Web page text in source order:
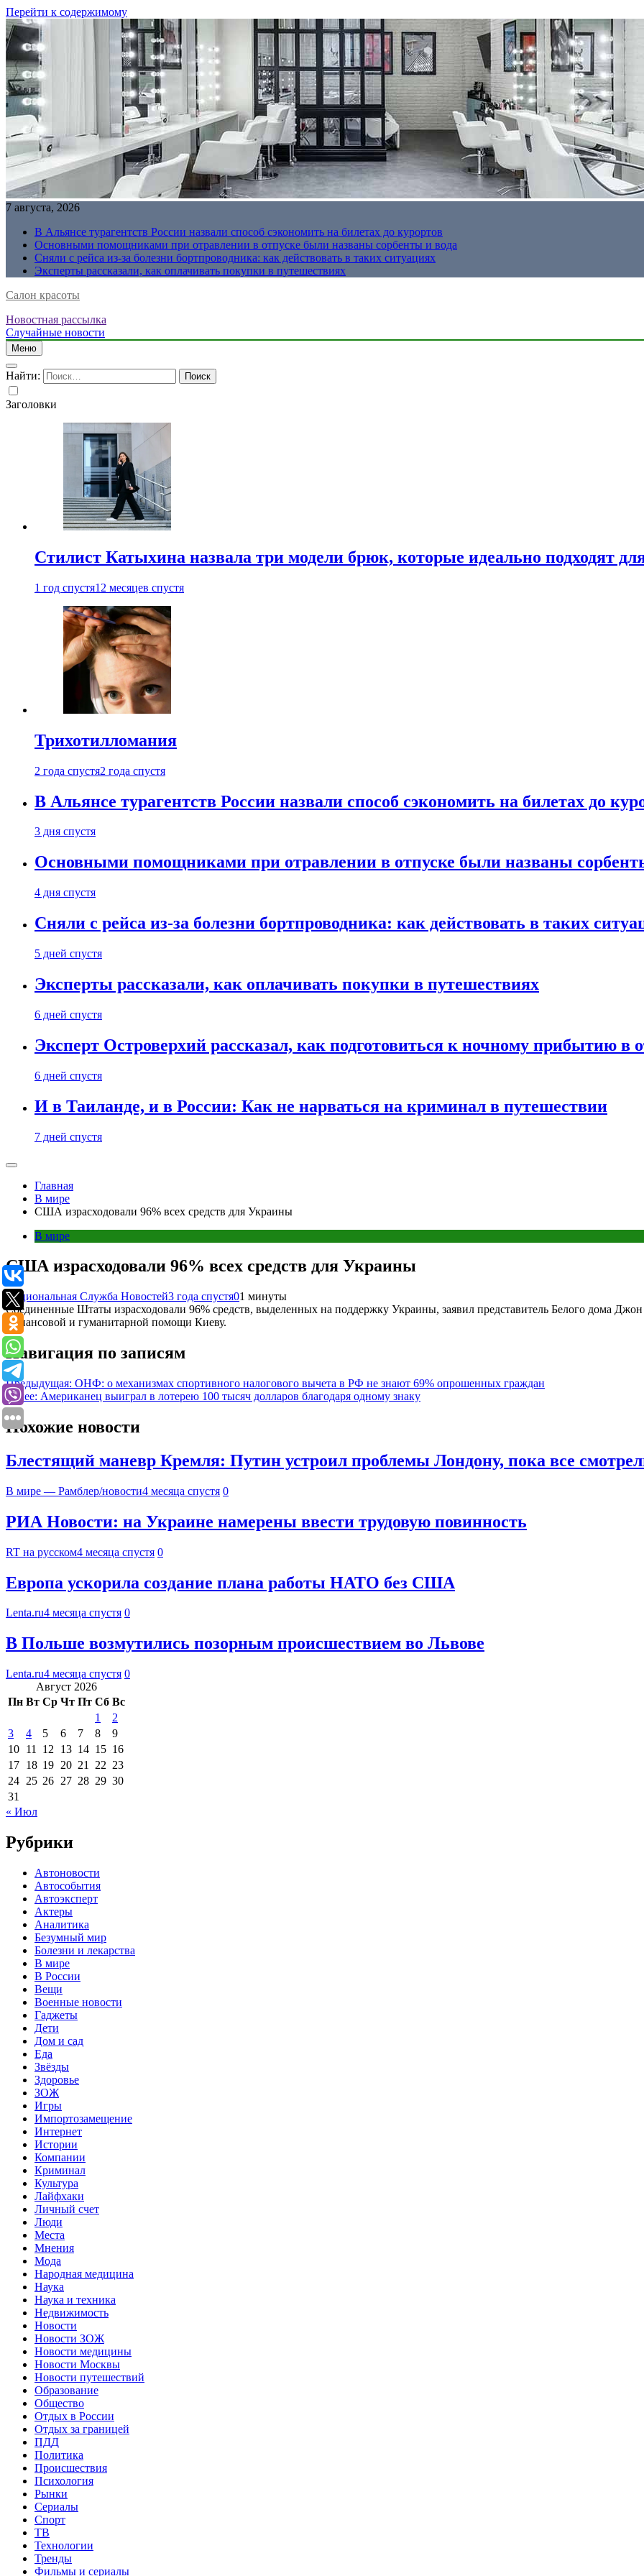
Перейти к содержимому
7 августа, 2026
В Альянсе турагентств России назвали способ сэкономить на билетах до курортов
Основными помощниками при отравлении в отпуске были названы сорбенты и вода
Сняли с рейса из-за болезни бортпроводника: как действовать в таких ситуациях
Эксперты рассказали, как оплачивать покупки в путешествиях
Салон красоты
Новостная рассылка
Случайные новости
Меню
Найти:
Заголовки
Стилист Катыхина назвала три модели брюк, которые идеально подходят
1 год спустя12 месяцев спустя
Трихотилломания
2 года спустя2 года спустя
В Альянсе турагентств России назвали способ сэкономить на билетах до
3 дня спустя
Основными помощниками при отравлении в отпуске были названы
4 дня спустя
Сняли с рейса из-за болезни бортпроводника: как действовать в таких
5 дней спустя
Эксперты рассказали, как оплачивать покупки в путешествиях
6 дней спустя
Эксперт Островерхий рассказал, как подготовиться к ночному прибытию в
6 дней спустя
И в Таиланде, и в России: Как не нарваться на криминал в путешествии
7 дней спустя
Главная
В мире
США израсходовали 96% всех средств для Украины
В мире
США израсходовали 96% всех средств для Украины
Национальная Служба Новостей3 года спустя01 минуты
Соединенные Штаты израсходовали 96% средств, выделенных на поддержку Украины, заявил представитель Белого дома
финансовой и гуманитарной помощи Киеву.
Навигация по записям
Предыдущая: ОНФ: о механизмах спортивного налогового вычета в РФ не знают 69% опрошенных граждан
Далее: Американец выиграл в лотерею 100 тысяч долларов благодаря одному знаку
Похожие новости
Блестящий маневр Кремля: Путин устроил проблемы Лондону, пока все
В мире — Рамблер/новости4 месяца спустя 0
РИА Новости: на Украине намерены ввести трудовую повинность
RT на русском4 месяца спустя 0
Европа ускорила создание плана работы НАТО без США
Lenta.ru4 месяца спустя 0
В Польше возмутились позорным происшествием во Львове
Lenta.ru4 месяца спустя 0
Август 2026
Пн Вт Ср Чт Пт Сб Вс
1
2
3
4 5 6 7 8
9
10 11 12 13 14 15 16
17 18 19 20 21 22 23
24 25 26 27 28 29 30
31
« Июл
Рубрики
Автоновости
Автособытия
Автоэксперт
Актеры
Аналитика
Безумный мир
Болезни и лекарства
В мире
В России
Вещи
Военные новости
Гаджеты
Дети
Дом и сад
Еда
Звёзды
Здоровье
ЗОЖ
Игры
Импортозамещение
Интернет
Истории
Компании
Криминал
Культура
Лайфхаки
Личный счет
Люди
Места
Мнения
Мода
Народная медицина
Наука
Наука и техника
Недвижимость
Новости
Новости ЗОЖ
Новости медицины
Новости Москвы
Новости путешествий
Образование
Общество
Отдых в России
Отдых за границей
ПДД
Политика
Происшествия
Психология
Рынки
Сериалы
Спорт
ТВ
Технологии
Тренды
Фильмы и сериалы